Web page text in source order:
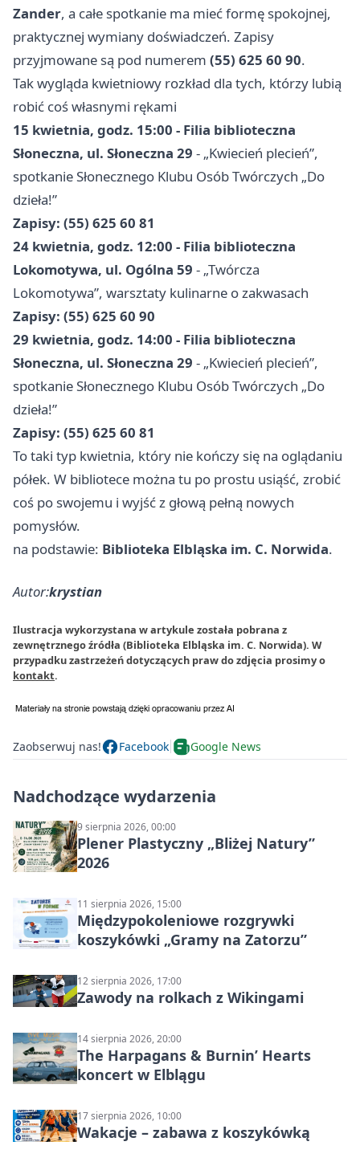
Zander, a całe spotkanie ma mieć formę spokojnej,
praktycznej wymiany doświadczeń. Zapisy
przyjmowane są pod numerem (55) 625 60 90.
Tak wygląda kwietniowy rozkład dla tych, którzy lubią
robić coś własnymi rękami
15 kwietnia, godz. 15:00 - Filia biblioteczna
Słoneczna, ul. Słoneczna 29 - „Kwiecień plecień”,
spotkanie Słonecznego Klubu Osób Twórczych „Do
dzieła!”
Zapisy: (55) 625 60 81
24 kwietnia, godz. 12:00 - Filia biblioteczna
Lokomotywa, ul. Ogólna 59 - „Twórcza
Lokomotywa”, warsztaty kulinarne o zakwasach
Zapisy: (55) 625 60 90
29 kwietnia, godz. 14:00 - Filia biblioteczna
Słoneczna, ul. Słoneczna 29 - „Kwiecień plecień”,
spotkanie Słonecznego Klubu Osób Twórczych „Do
dzieła!”
Zapisy: (55) 625 60 81
To taki typ kwietnia, który nie kończy się na oglądaniu
półek. W bibliotece można tu po prostu usiąść, zrobić
coś po swojemu i wyjść z głową pełną nowych
pomysłów.
na podstawie: Biblioteka Elbląska im. C. Norwida.
Autor:krystian
Ilustracja wykorzystana w artykule została pobrana z
zewnętrznego źródła (Biblioteka Elbląska im. C. Norwida). W
przypadku zastrzeżeń dotyczących praw do zdjęcia prosimy o
kontakt.
Zaobserwuj nas! Facebook Google News
Nadchodzące wydarzenia
9 sierpnia 2026, 00:00
Plener Plastyczny „Bliżej Natury”
2026
11 sierpnia 2026, 15:00
Międzypokoleniowe rozgrywki
koszykówki „Gramy na Zatorzu”
12 sierpnia 2026, 17:00
Zawody na rolkach z Wikingami
14 sierpnia 2026, 20:00
The Harpagans & Burnin’ Hearts
koncert w Elblągu
17 sierpnia 2026, 10:00
Wakacje – zabawa z koszykówką